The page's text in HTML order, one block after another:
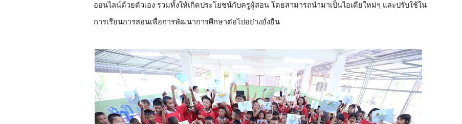
ออนไลน์ด้วยตัวเอง รวมทั้งให้เกิดประโยชน์กับครูผู้สอน โดยสามารถนำมาเป็นไอเดียใหม่ๆ และปรับใช้ใน
การเรียนการสอนเพื่อการพัฒนาการศึกษาต่อไปอย่างยั่งยืน